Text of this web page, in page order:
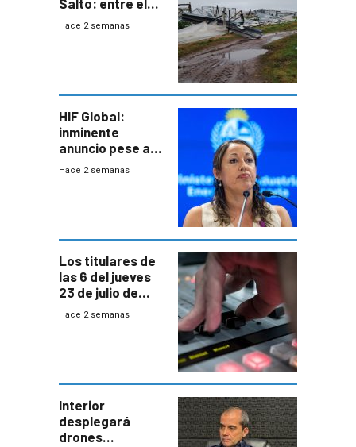
Salto: entre el
impacto
Hace 2 semanas
HIF Global:
inminente
anuncio pese a
declaración de
gobierno
Hace 2 semanas
Los titulares de
las 6 del jueves
23 de julio de
2026
Hace 2 semanas
Interior
desplegará
drones